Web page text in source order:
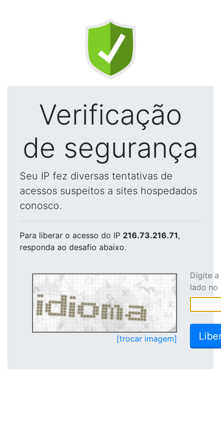
Verificação
de segurança
Seu IP fez diversas tentativas de
acessos suspeitos a sites hospedados
conosco.
Para liberar o acesso do IP 216.73.216.71,
responda ao desafio abaixo.
[trocar imagem]
Digite
lado no